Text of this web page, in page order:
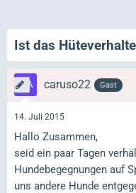
Ist das
caruso22 Gast
14. Juli 2015
Hallo Zusammen,
seid ein paar Tagen
Hundebegegnungen auf
uns andere Hunde